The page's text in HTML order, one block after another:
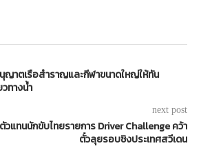
ญาตเรือสำราญและกีฬาขนาดใหญ่ให้ทัน
ทางน้ำ
next post
วแทนนักขับไทยรายการ Driver Challenge คว้า
ตั๋วลุยรอบชิงประเทศสวีเดน